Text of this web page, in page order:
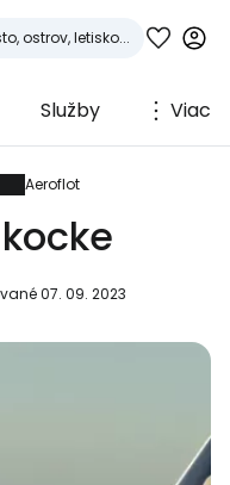
Služby Viac
Aeroflot
07. 09. 2023